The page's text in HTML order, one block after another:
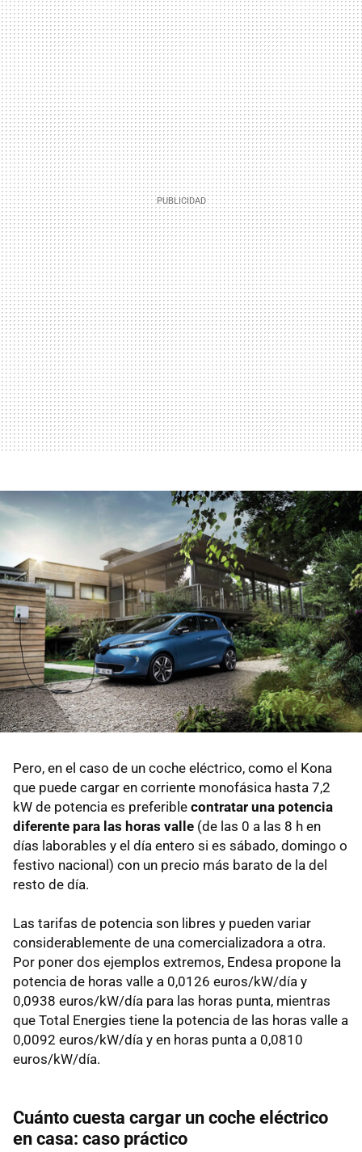
Pero, en el caso de un coche eléctrico, como el Kona
que puede cargar en corriente monofásica hasta 7,2
kW de potencia es preferible contratar una potencia
diferente para las horas valle (de las 0 a las 8 h en
días laborables y el día entero si es sábado, domingo o
festivo nacional) con un precio más barato de la del
resto de día.
Las tarifas de potencia son libres y pueden variar
considerablemente de una comercializadora a otra.
Por poner dos ejemplos extremos, Endesa propone la
potencia de horas valle a 0,0126 euros/kW/día y
0,0938 euros/kW/día para las horas punta, mientras
que Total Energies tiene la potencia de las horas valle a
0,0092 euros/kW/día y en horas punta a 0,0810
euros/kW/día.
Cuánto cuesta cargar un coche eléctrico
en casa: caso práctico